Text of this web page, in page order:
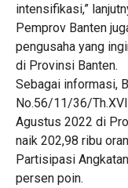
intensifikasi,”
Pemprov Banten
pengusaha yang
di Provinsi Banten.
Sebagai informasi,
No.56/11/36/Th.XVI
Agustus 2022 di
naik 202,98 ribu
Partisipasi
persen poin.